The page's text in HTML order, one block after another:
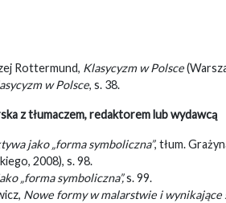
Rottermund, Klasycyzm w Polsce
w Polsce, s. 38.
z tłumaczem, redaktorem lub wydawcą
jako „forma symboliczna”, tłum.
2008), s. 98.
„forma symboliczna”,s. 99.
Nowe formy w malarstwie i wynikające